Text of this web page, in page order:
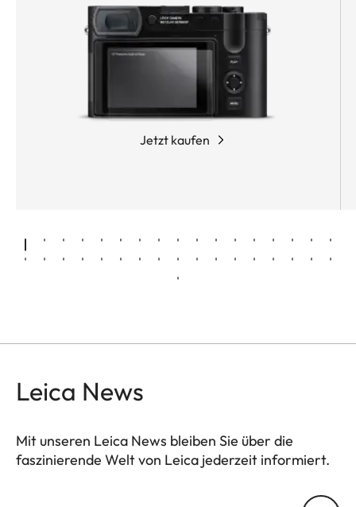
Jetzt kaufen
Leica News
Mit unseren Leica News bleiben Sie über die
faszinierende Welt von Leica jederzeit informiert.